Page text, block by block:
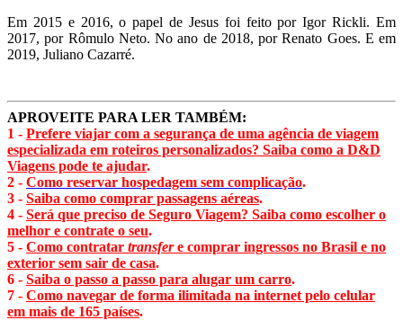
Em 2015 e 2016, o papel de Jesus foi feito por Igor Rickli. Em
2017, por Rômulo Neto. No ano de 2018, por Renato Goes. E em
2019, Juliano Cazarré.
APROVEITE PARA LER TAMBÉM:
1 - Prefere viajar com a segurança de uma agência de viagem
especializada em roteiros personalizados? Saiba como a D&D
Viagens pode te ajudar.
2 - Como reservar hospedagem sem complicação.
3 - Saiba como comprar passagens aéreas.
4 - Será que preciso de Seguro Viagem? Saiba como escolher o
melhor e contrate o seu.
5 - Como contratar transfere comprar ingressos no Brasil e no
exterior sem sair de casa.
6 - Saiba o passo a passo para alugar um carro.
7 - Como navegar de forma ilimitada na internet pelo celular
em mais de 165 países.